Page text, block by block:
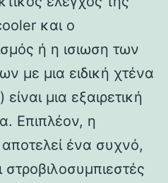
και ο
ή η ισιωση των
με μια ειδική χτένα
μια εξαιρετική
Επιπλέον, η
ένα συχνό,